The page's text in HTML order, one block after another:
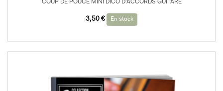
COUP DE POUCE MINI DICO D’ACCORDS GUITARE
3,50 € En stock